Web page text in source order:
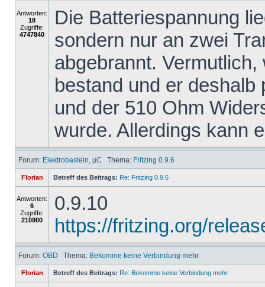
Antworten:
18
Zugriffe:
4747840
Die Batteriespannung
sondern nur an zwei
abgebrannt.
bestand und er
und der 510 Ohm
wurde. Allerdings kann
Forum: Elektrobasteln, µC Thema: Fritzing 0.9.6
Florian Betreff des Beitrags: Re: Fritzing 0.9.6
Antworten:
6
Zugriffe:
210900
0.9.10
https://fritzing.org/
Forum: OBD Thema: Bekomme keine Verbindung mehr
Florian Betreff des Beitrags: Re: Bekomme keine Verbindung mehr